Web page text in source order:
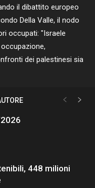
il dibattito europeo
Della Valle, il nodo
occupati: "Israele
dei palestinesi sia
448 milioni